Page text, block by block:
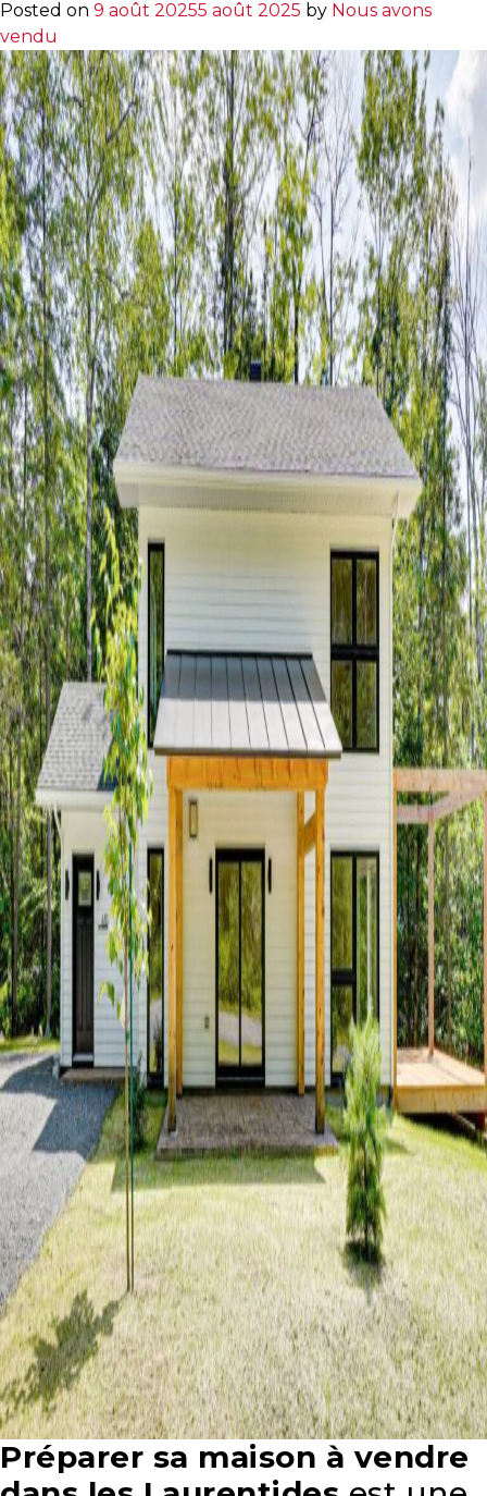
Certificat
localisation
dans
les
Laurentides
:
un
document
essentiel
pour
acheter
ou
vendre
Posted on 9 août 20255 août 2025 by Nous avons
vendu
Préparer sa maison à vendre